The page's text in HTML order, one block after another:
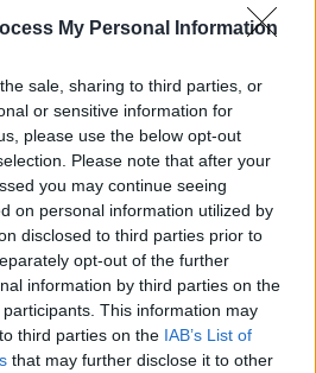
My Personal Information
sale, sharing to third parties, or
or sensitive information for
please use the below opt-out
Please note that after your
you may continue seeing
on personal information utilized by
disclosed to third parties prior to
opt-out of the further
information by third parties on the
participants. This information may
third parties on the IAB’s List of
that may further disclose it to other
ият щат на САЩ, в
евтаназията